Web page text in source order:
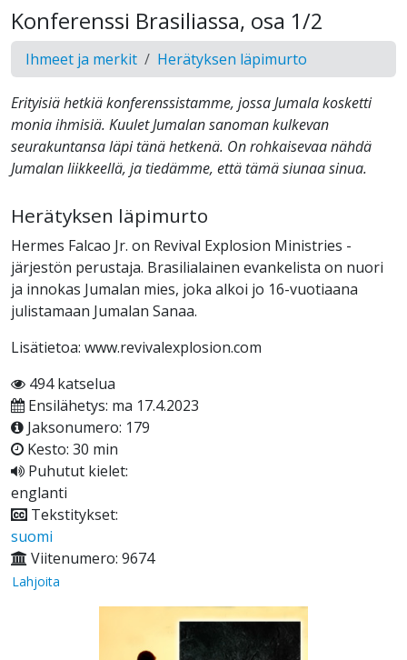
Konferenssi Brasiliassa, osa 1/2
Ihmeet ja merkit Herätyksen läpimurto
Erityisiä hetkiä konferenssistamme, jossa Jumala kosketti
monia ihmisiä. Kuulet Jumalan sanoman kulkevan
seurakuntansa läpi tänä hetkenä. On rohkaisevaa nähdä
Jumalan liikkeellä, ja tiedämme, että tämä siunaa sinua.
Herätyksen läpimurto
Hermes Falcao Jr. on Revival Explosion Ministries -
järjestön perustaja. Brasilialainen evankelista on nuori
ja innokas Jumalan mies, joka alkoi jo 16-vuotiaana
julistamaan Jumalan Sanaa.
Lisätietoa: www.revivalexplosion.com
494 katselua
Ensilähetys: ma 17.4.2023
Jaksonumero: 179
Kesto: 30 min
Puhutut kielet:
englanti
Tekstitykset:
suomi
Viitenumero: 9674
Lahjoita